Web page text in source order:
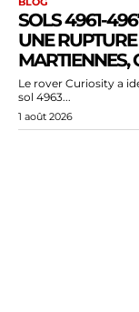
SOLS 4961-
UNE
MARTIENNES,
Le rover Curiosity a
sol 4963...
1 août 2026